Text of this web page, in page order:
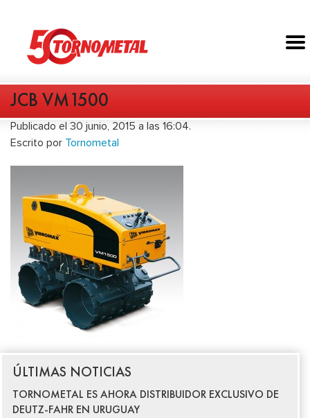
JCB VM1500
Publicado el 30 junio, 2015 a las 16:04.
Escrito por Tornometal
ÚLTIMAS NOTICIAS
TORNOMETAL ES AHORA DISTRIBUIDOR EXCLUSIVO DE
DEUTZ-FAHR EN URUGUAY